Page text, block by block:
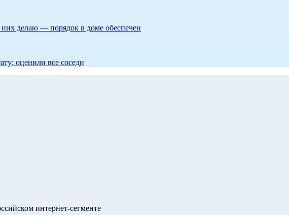
них делаю — порядок в доме обеспечен
оценили все соседи
интернет-сегменте